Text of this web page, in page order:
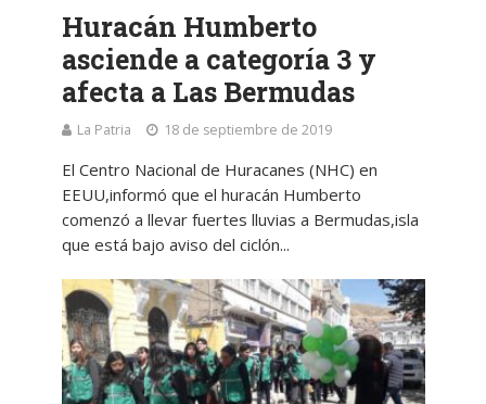
Huracán Humberto
asciende a categoría 3 y
afecta a Las Bermudas
La Patria 18 de septiembre de 2019
El Centro Nacional de Huracanes (NHC) en
EEUU,informó que el huracán Humberto
comenzó a llevar fuertes lluvias a Bermudas,isla
que está bajo aviso del ciclón...